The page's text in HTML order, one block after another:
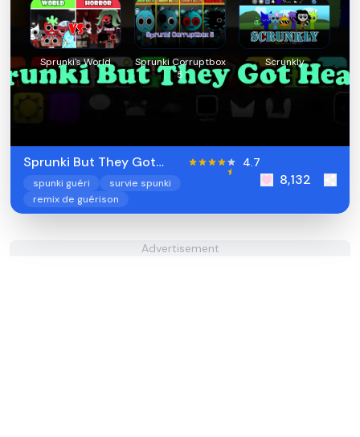
Sprunki's World
Sprunki Corruptbox
5
Scrunkly
Sprunki But They Got
Healed
4.7
spunki guéri
survie spunki
remix de guérison
8,132
Advertisement